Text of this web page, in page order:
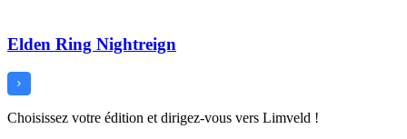
Elden Ring Nightreign
Choisissez votre édition et dirigez-vous vers Limveld !